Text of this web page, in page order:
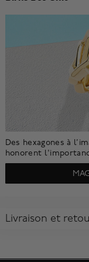
Des hexagones à
honorent
Livraison et